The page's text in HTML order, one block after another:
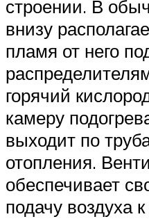
строении. В
внизу
пламя от него
горячий
камеру
выходит по
отопления.
обеспечивает
подачу воздуха